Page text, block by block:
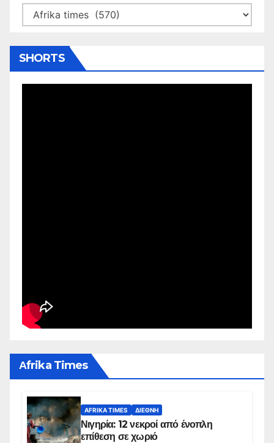
Kατηγορίες
SHORTS
Αfrika Times
AFRIKA TIMES ΔΙΕΘΝΉ
Νιγηρία: 12 νεκροί από ένοπλη
επίθεση σε χωριό